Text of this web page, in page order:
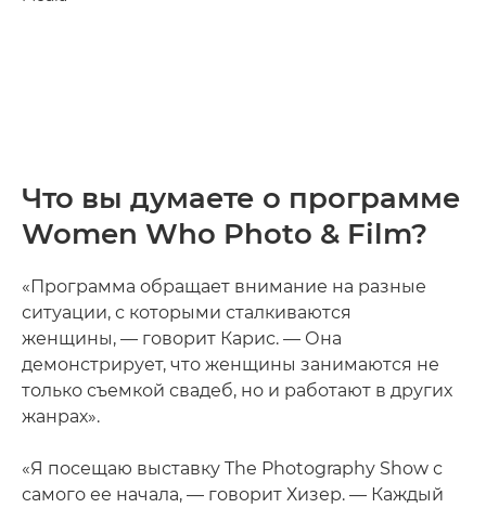
Что вы думаете о программе
Women Who Photo & Film?
«Программа обращает внимание на разные
ситуации, с которыми сталкиваются
женщины, — говорит Карис. — Она
демонстрирует, что женщины занимаются не
только съемкой свадеб, но и работают в других
жанрах».
«Я посещаю выставку The Photography Show с
самого ее начала, — говорит Хизер. — Каждый